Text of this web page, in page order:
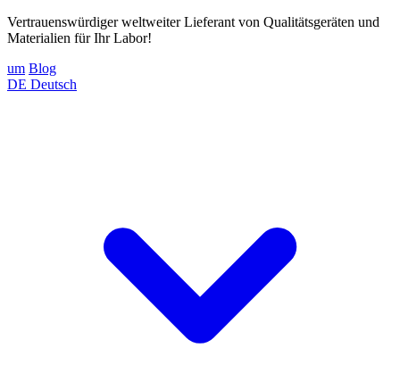
Vertrauenswürdiger weltweiter Lieferant von Qualitätsgeräten und
Materialien für Ihr Labor!
um Blog
DE Deutsch